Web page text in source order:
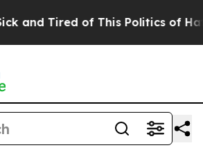
Tired of This Politics of